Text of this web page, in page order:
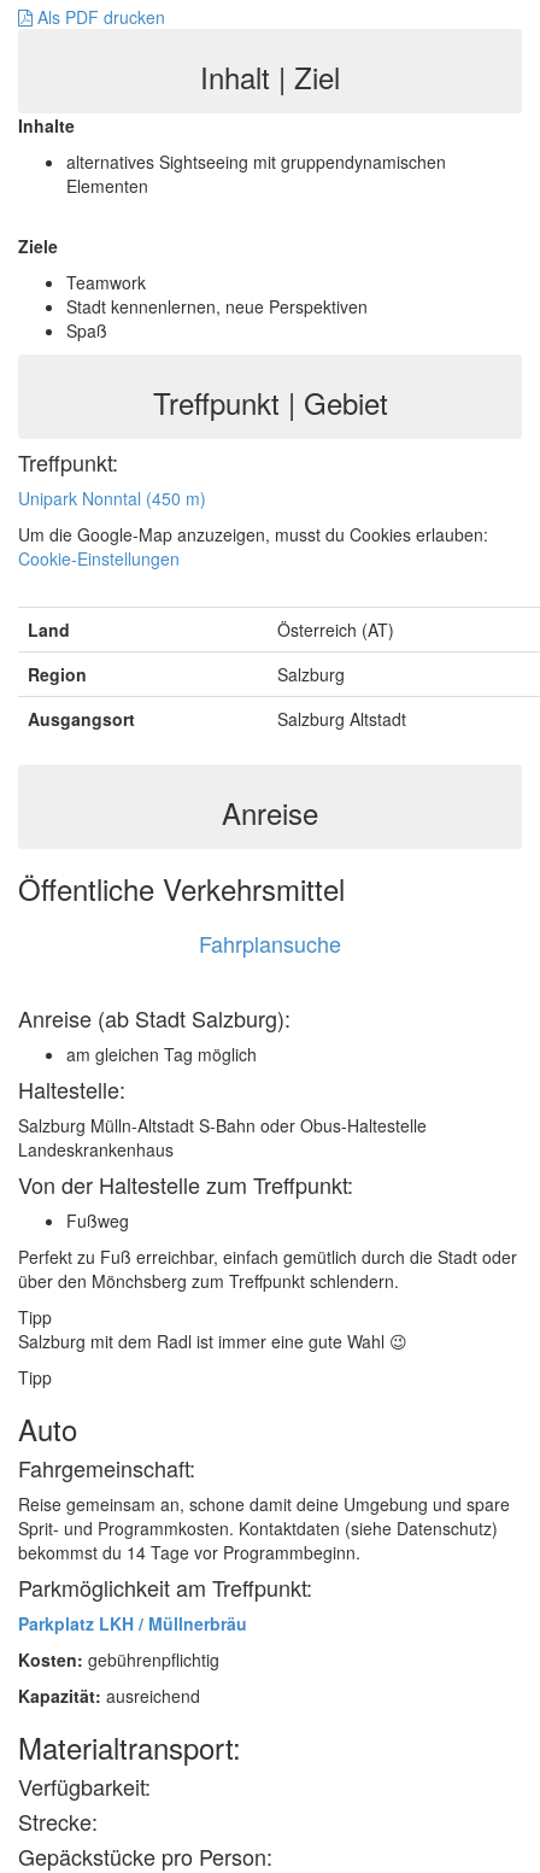
Als PDF drucken
Inhalt | Ziel
Inhalte
alternatives Sightseeing mit gruppendynamischen
Elementen
Ziele
Teamwork
Stadt kennenlernen, neue Perspektiven
Spaß
Treffpunkt | Gebiet
Treffpunkt:
Unipark Nonntal (450 m)
Um die Google-Map anzuzeigen, musst du Cookies erlauben:
Cookie-Einstellungen
Land
Österreich (AT)
Region
Salzburg
Ausgangsort
Salzburg Altstadt
Anreise
Öffentliche Verkehrsmittel
Fahrplansuche
Anreise (ab Stadt Salzburg):
am gleichen Tag möglich
Haltestelle:
Salzburg Mülln-Altstadt S-Bahn oder Obus-Haltestelle
Landeskrankenhaus
Von der Haltestelle zum Treffpunkt:
Fußweg
Perfekt zu Fuß erreichbar, einfach gemütlich durch die Stadt oder
über den Mönchsberg zum Treffpunkt schlendern.
Tipp
Salzburg mit dem Radl ist immer eine gute Wahl 😉
Tipp
Auto
Fahrgemeinschaft:
Reise gemeinsam an, schone damit deine Umgebung und spare
Sprit- und Programmkosten. Kontaktdaten (siehe Datenschutz)
bekommst du 14 Tage vor Programmbeginn.
Parkmöglichkeit am Treffpunkt:
Parkplatz LKH / Müllnerbräu
Kosten: gebührenpflichtig
Kapazität: ausreichend
Materialtransport:
Verfügbarkeit:
Strecke:
Gepäckstücke pro Person: